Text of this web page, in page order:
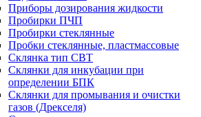
Приборы дозирования жидкости
Пробирки ПЧП
Пробирки стеклянные
Пробки стеклянные, пластмассовые
Склянка тип СВТ
Склянки для инкубации при
определении БПК
Склянки для промывания и очистки
газов (Дрекселя)